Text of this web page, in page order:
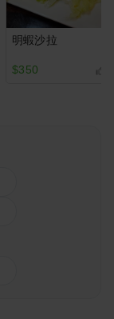
明蝦沙拉
$350